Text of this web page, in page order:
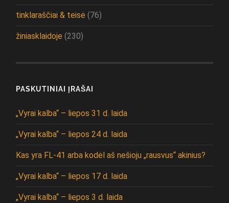
tinklaraščiai & teisė (76)
žiniasklaidoje (230)
PASKUTINIAI ĮRAŠAI
„Vyrai kalba“ – liepos 31 d. laida
„Vyrai kalba“ – liepos 24 d. laida
Kas yra FL-41 arba kodėl aš nešioju „rausvus“ akinius?
„Vyrai kalba“ – liepos 17 d. laida
„Vyrai kalba“ – liepos 3 d. laida